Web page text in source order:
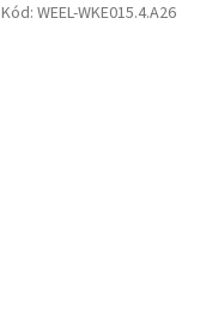
Kód: WEEL-WKE015.4.A26